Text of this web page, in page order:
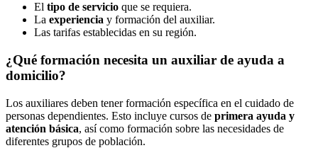
El tipo de servicio que se requiera.
La experiencia y formación del auxiliar.
Las tarifas establecidas en su región.
¿Qué formación necesita un auxiliar de ayuda a
domicilio?
Los auxiliares deben tener formación específica en el cuidado de
personas dependientes. Esto incluye cursos de primera ayuda y
atención básica, así como formación sobre las necesidades de
diferentes grupos de población.